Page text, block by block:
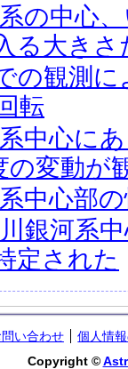
の中心
る大きさ
の観測
転
中心に
の変動が
中心部
銀河系
定された
問い合わせ
個人情
Copyright ©